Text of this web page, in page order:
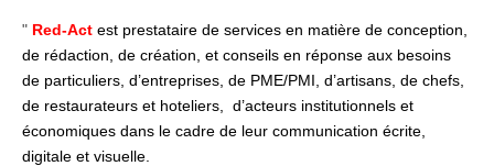
" Red-Act est prestataire de services en matière de conception,
de rédaction, de création, et conseils en réponse aux besoins
de particuliers, d’entreprises, de PME/PMI, d’artisans, de chefs,
de restaurateurs et hoteliers, d’acteurs institutionnels et
économiques dans le cadre de leur communication écrite,
digitale et visuelle.